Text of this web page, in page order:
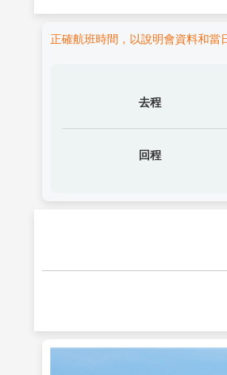
正確航班時間，以說明會資料和當
去程
回程